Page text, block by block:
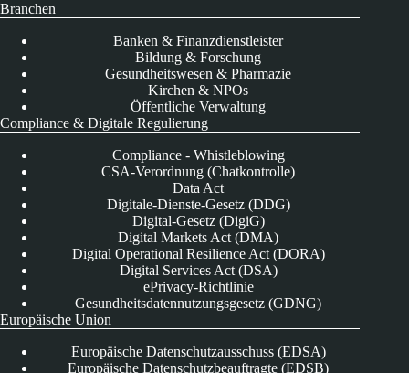
Branchen
Banken & Finanzdienstleister
Bildung & Forschung
Gesundheitswesen & Pharmazie
Kirchen & NPOs
Öffentliche Verwaltung
Compliance & Digitale Regulierung
Compliance - Whistleblowing
CSA-Verordnung (Chatkontrolle)
Data Act
Digitale-Dienste-Gesetz (DDG)
Digital-Gesetz (DigiG)
Digital Markets Act (DMA)
Digital Operational Resilience Act (DORA)
Digital Services Act (DSA)
ePrivacy-Richtlinie
Gesundheitsdatennutzungsgesetz (GDNG)
Europäische Union
Europäische Datenschutzausschuss (EDSA)
Europäische Datenschutzbeauftragte (EDSB)